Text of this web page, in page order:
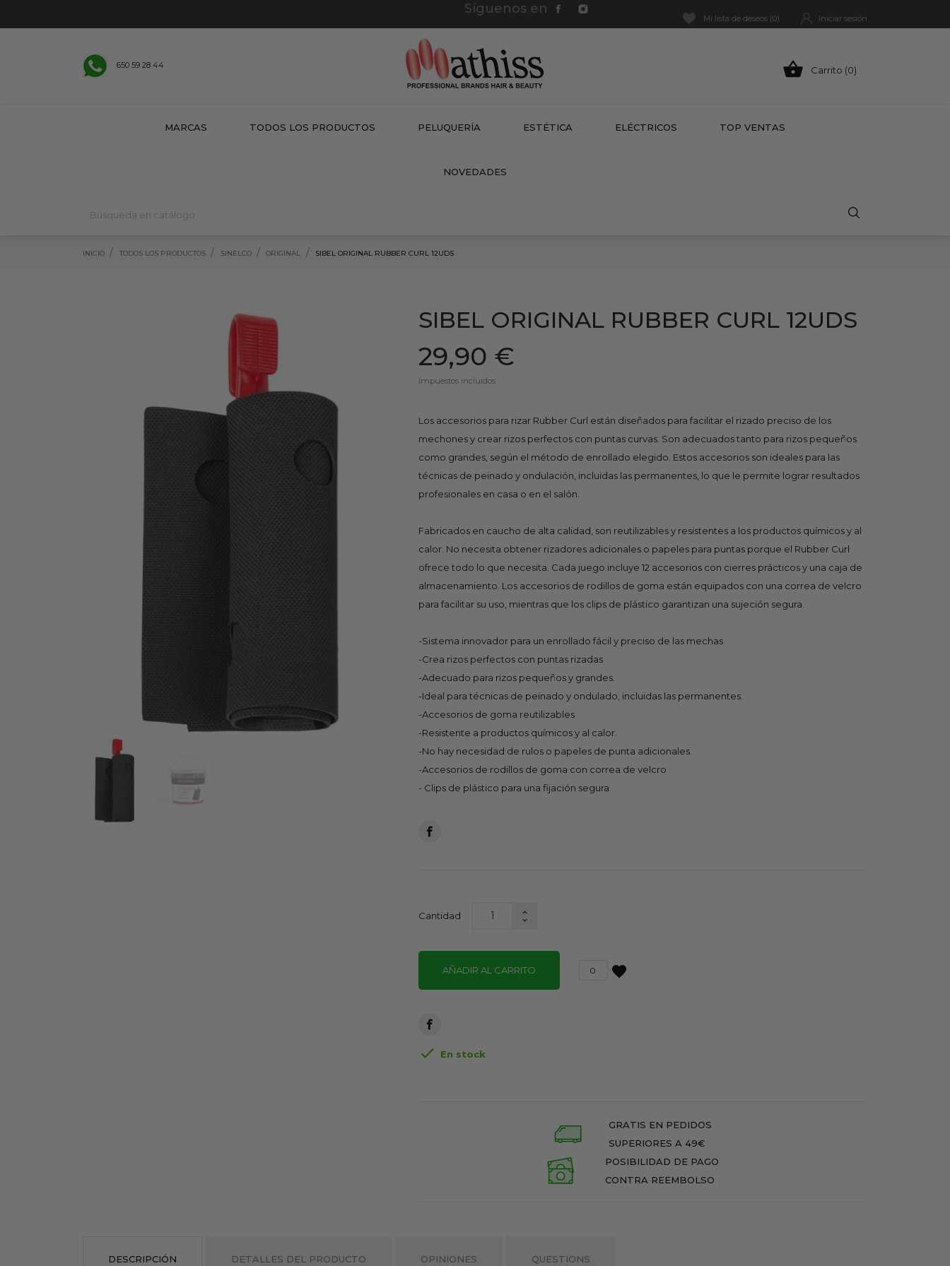
Síguenos en
Mi lista de deseos (0) Iniciar sesión
650 59 28 44  Carrito (0)
MARCAS TODOS LOS PRODUCTOS PELUQUERÍA ESTÉTICA ELÉCTRICOS TOP VENTAS
NOVEDADES
INICIO TODOS LOS PRODUCTOS SINELCO ORIGINAL SIBEL ORIGINAL RUBBER CURL 12UDS
SIBEL ORIGINAL RUBBER CURL 12UDS
29,90 €
Impuestos incluidos
Los accesorios para rizar Rubber Curl están diseñados para facilitar el rizado preciso de los
mechones y crear rizos perfectos con puntas curvas. Son adecuados tanto para rizos pequeños
como grandes, según el método de enrollado elegido. Estos accesorios son ideales para las
técnicas de peinado y ondulación, incluidas las permanentes, lo que le permite lograr resultados
profesionales en casa o en el salón.
Fabricados en caucho de alta calidad, son reutilizables y resistentes a los productos químicos y al
calor. No necesita obtener rizadores adicionales o papeles para puntas porque el Rubber Curl
ofrece todo lo que necesita. Cada juego incluye 12 accesorios con cierres prácticos y una caja de
almacenamiento. Los accesorios de rodillos de goma están equipados con una correa de velcro
para facilitar su uso, mientras que los clips de plástico garantizan una sujeción segura.
-Sistema innovador para un enrollado fácil y preciso de las mechas
-Crea rizos perfectos con puntas rizadas
-Adecuado para rizos pequeños y grandes.
-Ideal para técnicas de peinado y ondulado, incluidas las permanentes.
-Accesorios de goma reutilizables
-Resistente a productos químicos y al calor.
-No hay necesidad de rulos o papeles de punta adicionales.
-Accesorios de rodillos de goma con correa de velcro
- Clips de plástico para una fijación segura
Cantidad
AÑADIR AL CARRITO favorite
0
 En stock
GRATIS EN PEDIDOS
SUPERIORES A 49€
POSIBILIDAD DE PAGO
CONTRA REEMBOLSO
DESCRIPCIÓN DETALLES DEL PRODUCTO OPINIONES QUESTIONS